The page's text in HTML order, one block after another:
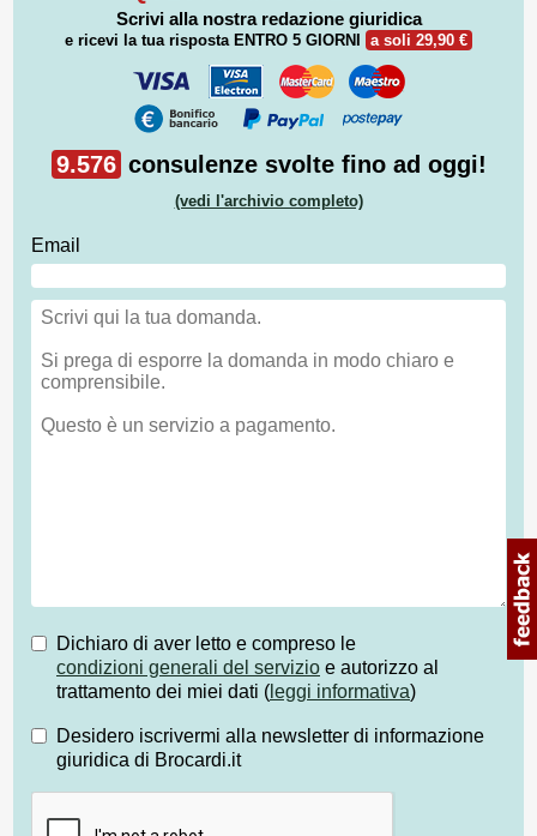
Scrivi alla nostra redazione giuridica
e ricevi la tua risposta ENTRO 5 GIORNI a soli 29,90 €
9.576 consulenze svolte fino ad oggi!
(vedi l'archivio completo)
Email
Dichiaro di aver letto e compreso le
condizioni generali del servizio e autorizzo al
trattamento dei miei dati ( leggi informativa)
Desidero iscrivermi alla newsletter di informazione
giuridica di Brocardi.it